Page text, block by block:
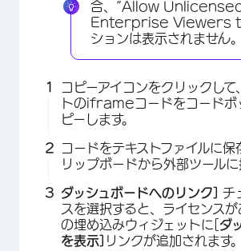
合、”Allow
Enterprise Viewers
ションは表示されません。
コピーアイコンをクリックして
トのiframeコードをコードボ
ピーします。
コードをテキストファイルに保
リップボードから外部ツールに
ダッシュボードへのリンク] チ
スを選択すると、ライセンスが
の埋め込みウィジェットに[ ダ
を表示]
リンクが追加されます。